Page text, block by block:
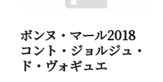
ボンヌ・マール2018
コント・ジョルジュ・
ド・ヴォギュエ